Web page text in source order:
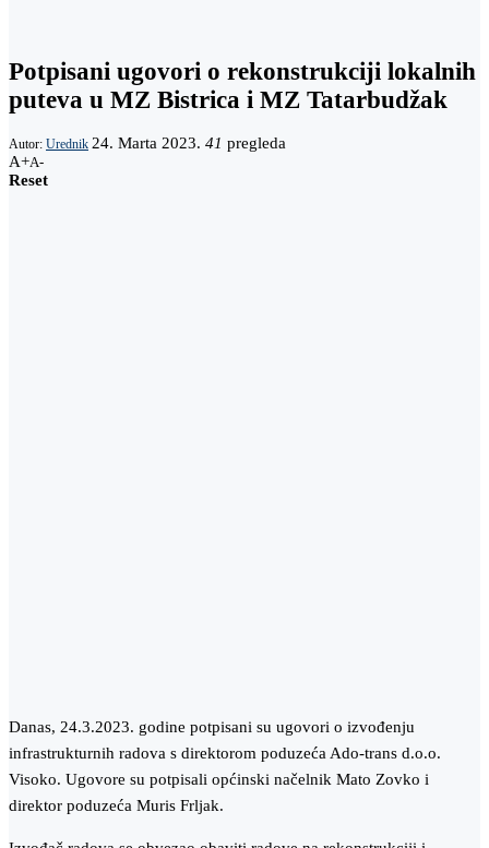
Potpisani ugovori o rekonstrukciji lokalnih
puteva u MZ Bistrica i MZ Tatarbudžak
Autor: Urednik 24. Marta 2023. 41 pregleda
A+A-
Reset
Danas, 24.3.2023. godine potpisani su ugovori o izvođenju
infrastrukturnih radova s direktorom poduzeća Ado-trans d.o.o.
Visoko. Ugovore su potpisali općinski načelnik Mato Zovko i
direktor poduzeća Muris Frljak.